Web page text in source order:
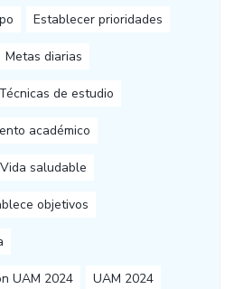
Establecer prioridades
Metas diarias
Técnicas de estudio
académico
Vida saludable
objetivos
UAM 2024 UAM 2024